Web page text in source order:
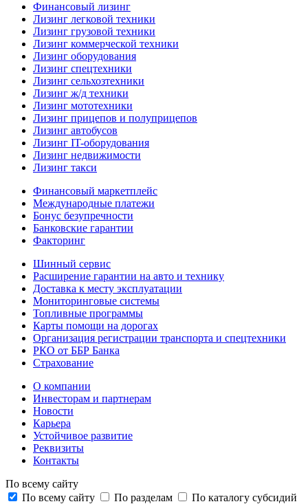
Финансовый лизинг
Лизинг легковой техники
Лизинг грузовой техники
Лизинг коммерческой техники
Лизинг оборудования
Лизинг спецтехники
Лизинг сельхозтехники
Лизинг ж/д техники
Лизинг мототехники
Лизинг прицепов и полуприцепов
Лизинг автобусов
Лизинг IT-оборудования
Лизинг недвижимости
Лизинг такси
Финансовый маркетплейс
Международные платежи
Бонус безупречности
Банковские гарантии
Факторинг
Шинный сервис
Расширение гарантии на авто и технику
Доставка к месту эксплуатации
Мониторинговые системы
Топливные программы
Карты помощи на дорогах
Организация регистрации транспорта и спецтехники
РКО от ББР Банка
Страхование
О компании
Инвесторам и партнерам
Новости
Карьера
Устойчивое развитие
Реквизиты
Контакты
По всему сайту
По всему сайту
По разделам
По каталогу субсидий